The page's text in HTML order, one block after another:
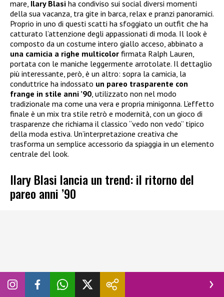
mare, Ilary Blasi ha condiviso sui social diversi momenti
della sua vacanza, tra gite in barca, relax e pranzi panoramici.
Proprio in uno di questi scatti ha sfoggiato un outfit che ha
catturato l’attenzione degli appassionati di moda. Il look è
composto da un costume intero giallo acceso, abbinato a
una camicia a righe multicolor firmata Ralph Lauren,
portata con le maniche leggermente arrotolate. Il dettaglio
più interessante, però, è un altro: sopra la camicia, la
conduttrice ha indossato un pareo trasparente con
frange in stile anni ’90, utilizzato non nel modo
tradizionale ma come una vera e propria minigonna. L’effetto
finale è un mix tra stile retrò e modernità, con un gioco di
trasparenze che richiama il classico “vedo non vedo” tipico
della moda estiva. Un’interpretazione creativa che
trasforma un semplice accessorio da spiaggia in un elemento
centrale del look.
Ilary Blasi lancia un trend: il ritorno del
pareo anni ’90